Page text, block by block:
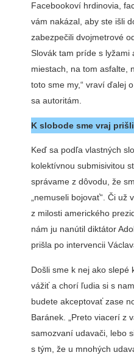
Facebookoví hrdinovia,
vám nakázal, aby ste išli
zabezpečili dvojmetrové
Slovák tam príde s lyžami
miestach, na tom asfalte,
toto sme my,“ vraví ďalej
sa autoritám.
K slobode sme vraj
Keď sa podľa vlastných
kolektívnou submisivitou
správame z dôvodu, že
„nemuseli bojovať“. Či už
z milosti amerického
nám ju nanútil diktátor
prišla po intervencii
Došli sme k nej ako slepé
vážiť a chorí ľudia si s
budete akceptovať zase
Baránek. „Preto viacerí z
samozvaní udavači, lebo
s tým, že u mnohých